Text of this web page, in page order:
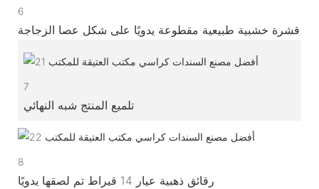
6
قشرة خشبية طبيعية مقطوعة يدويًا على شكل عصا الزجاجة
7
تلميع المنتج شبه النهائي
8
رقائق ذهبية عيار 14 قيراط تم لصقها يدويًا